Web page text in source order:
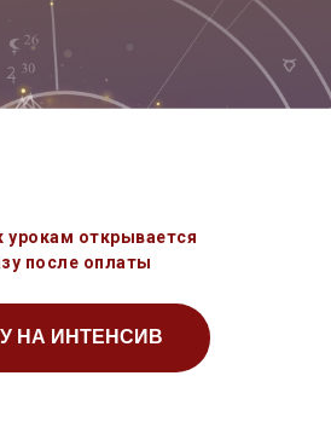
НА ИНТЕНСИВ
урокам открывается
после оплаты